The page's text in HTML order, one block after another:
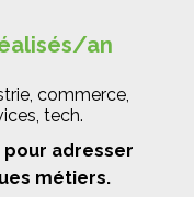
an
commerce,
tech.
adresser
métiers.